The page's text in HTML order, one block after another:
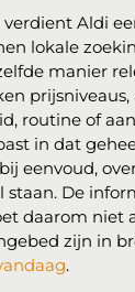
Aldi
lokale
manier
routine of
in dat
eenvoud,
staan. De
daarom niet
zijn in
.